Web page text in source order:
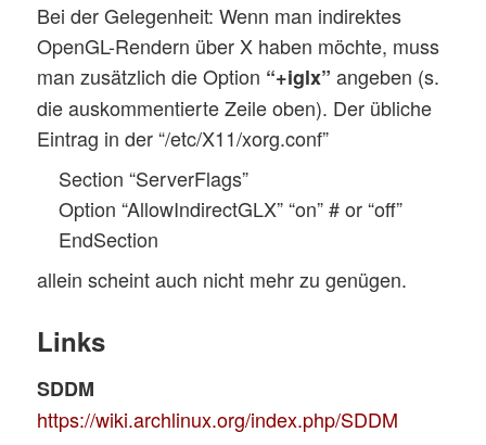
Bei der Gelegenheit: Wenn man indirektes
OpenGL-Rendern über X haben möchte, muss
man zusätzlich die Option “+iglx” angeben (s.
die auskommentierte Zeile oben). Der übliche
Eintrag in der “/etc/X11/xorg.conf”
Section “ServerFlags”
Option “AllowIndirectGLX” “on” # or “off”
EndSection
allein scheint auch nicht mehr zu genügen.
Links
SDDM
https://wiki.archlinux.org/index.php/SDDM